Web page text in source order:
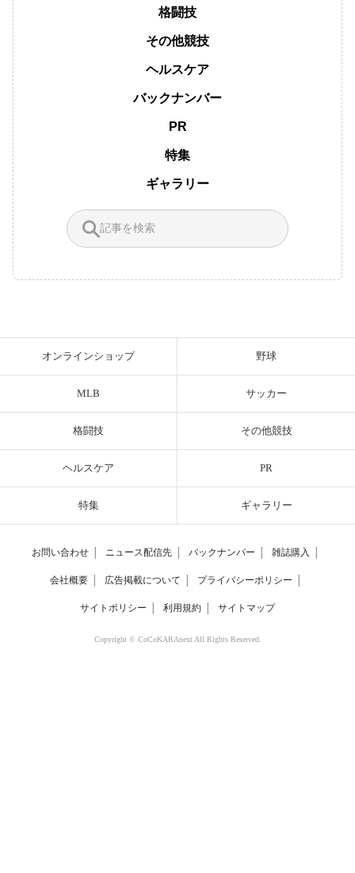
格闘技
その他競技
ヘルスケア
バックナンバー
PR
特集
ギャラリー
オンラインショップ 野球
MLB サッカー
格闘技 その他競技
ヘルスケア PR
特集 ギャラリー
お問い合わせ ニュース配信先 バックナンバー 雑誌購入
会社概要 広告掲載について プライバシーポリシー
サイトポリシー 利用規約 サイトマップ
Copyright © CoCoKARAnext All Rights Reserved.